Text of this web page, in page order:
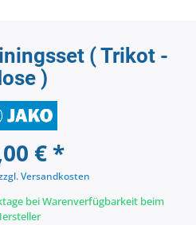
( Trikot -
)
€ *
Versandkosten
bei Warenverfügbarkeit beim